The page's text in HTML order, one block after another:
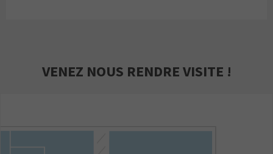
VENEZ NOUS RENDRE VISITE !